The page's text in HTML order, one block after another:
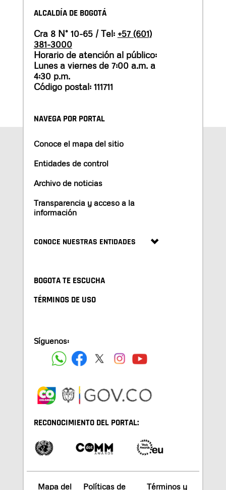
ALCALDÍA DE BOGOTÁ
Cra 8 N° 10-65 / Tel: +57 (601)
381-3000
Horario de atención al público:
Lunes a viernes de 7:00 a.m. a
4:30 p.m.
Código postal: 111711
NAVEGA POR PORTAL
Conoce el mapa del sitio
Entidades de control
Archivo de noticias
Transparencia y acceso a la
información
CONOCE NUESTRAS ENTIDADES
BOGOTA TE ESCUCHA
TÉRMINOS DE USO
Síguenos:
RECONOCIMIENTO DEL PORTAL:
Mapa del Políticas de Términos y